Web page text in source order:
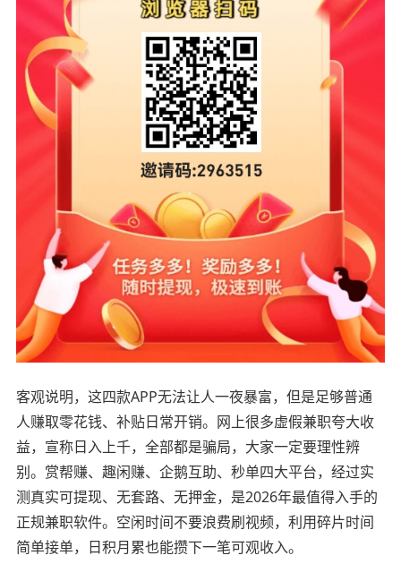
客观说明，这四款APP无法让人一夜暴富，但是足够普通
人赚取零花钱、补贴日常开销。网上很多虚假兼职夸大收
益，宣称日入上千，全部都是骗局，大家一定要理性辨
别。赏帮赚、趣闲赚、企鹅互助、秒单四大平台，经过实
测真实可提现、无套路、无押金，是2026年最值得入手的
正规兼职软件。空闲时间不要浪费刷视频，利用碎片时间
简单接单，日积月累也能攒下一笔可观收入。